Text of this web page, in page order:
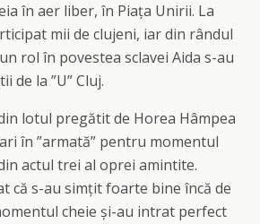
în aer liber, în Piața Unirii. La
mii de clujeni, iar din rândul
rol în povestea sclavei Aida s-au
de la ”U” Cluj.
lotul pregătit de Horea Hâmpea
în ”armată” pentru momentul
actul trei al oprei amintite.
că s-au simțit foarte bine încă de
cheie și-au intrat perfect